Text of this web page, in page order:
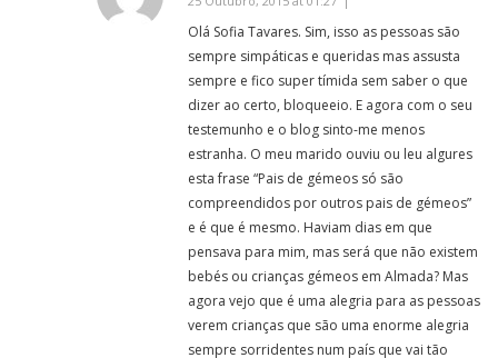
Olá Sofia Tavares. Sim, isso as pessoas são
sempre simpáticas e queridas mas assusta
sempre e fico super tímida sem saber o que
dizer ao certo, bloqueeio. E agora com o seu
testemunho e o blog sinto-me menos
estranha. O meu marido ouviu ou leu algures
esta frase “Pais de gémeos só são
compreendidos por outros pais de gémeos”
e é que é mesmo. Haviam dias em que
pensava para mim, mas será que não existem
bebés ou crianças gémeos em Almada? Mas
agora vejo que é uma alegria para as pessoas
verem crianças que são uma enorme alegria
sempre sorridentes num país que vai tão